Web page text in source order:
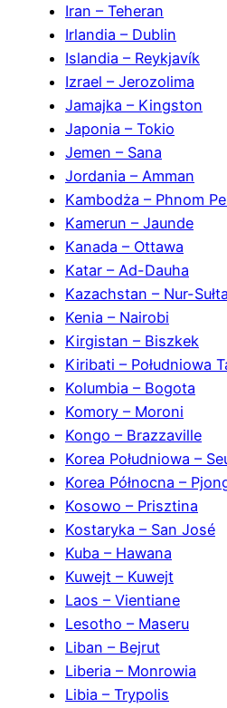
Iran – Teheran
Irlandia – Dublin
Islandia – Reykjavík
Izrael – Jerozolima
Jamajka – Kingston
Japonia – Tokio
Jemen – Sana
Jordania – Amman
Kambodża – Phnom
Kamerun – Jaunde
Kanada – Ottawa
Katar – Ad-Dauha
Kazachstan – Nur-
Kenia – Nairobi
Kirgistan – Biszkek
Kiribati – Południowa
Kolumbia – Bogota
Komory – Moroni
Kongo – Brazzaville
Korea Południowa –
Korea Północna –
Kosowo – Prisztina
Kostaryka – San José
Kuba – Hawana
Kuwejt – Kuwejt
Laos – Vientiane
Lesotho – Maseru
Liban – Bejrut
Liberia – Monrowia
Libia – Trypolis